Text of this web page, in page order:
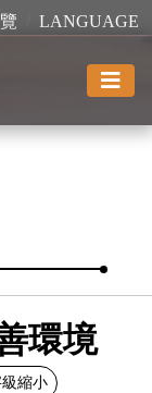
LANGUAGE
環境
縮小